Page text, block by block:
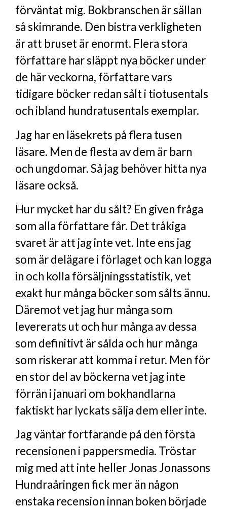
förväntat mig. Bokbranschen är sällan
så skimrande. Den bistra verkligheten
är att bruset är enormt. Flera stora
författare har släppt nya böcker under
de här veckorna, författare vars
tidigare böcker redan sålt i tiotusentals
och ibland hundratusentals exemplar.
Jag har en läsekrets på flera tusen
läsare. Men de flesta av dem är barn
och ungdomar. Så jag behöver hitta nya
läsare också.
Hur mycket har du sålt? En given fråga
som alla författare får. Det tråkiga
svaret är att jag inte vet. Inte ens jag
som är delägare i förlaget och kan logga
in och kolla försäljningsstatistik, vet
exakt hur många böcker som sålts ännu.
Däremot vet jag hur många som
levererats ut och hur många av dessa
som definitivt är sålda och hur många
som riskerar att komma i retur. Men för
en stor del av böckerna vet jag inte
förrän i januari om bokhandlarna
faktiskt har lyckats sälja dem eller inte.
Jag väntar fortfarande på den första
recensionen i pappersmedia. Tröstar
mig med att inte heller Jonas Jonassons
Hundraåringen fick mer än någon
enstaka recension innan boken började